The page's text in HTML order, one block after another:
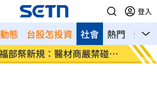
登入
態 台股怎投資 熱門 影音
社會
國家隊3億護「這檔金融股
姜厚